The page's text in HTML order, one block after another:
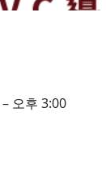
오후 3:00